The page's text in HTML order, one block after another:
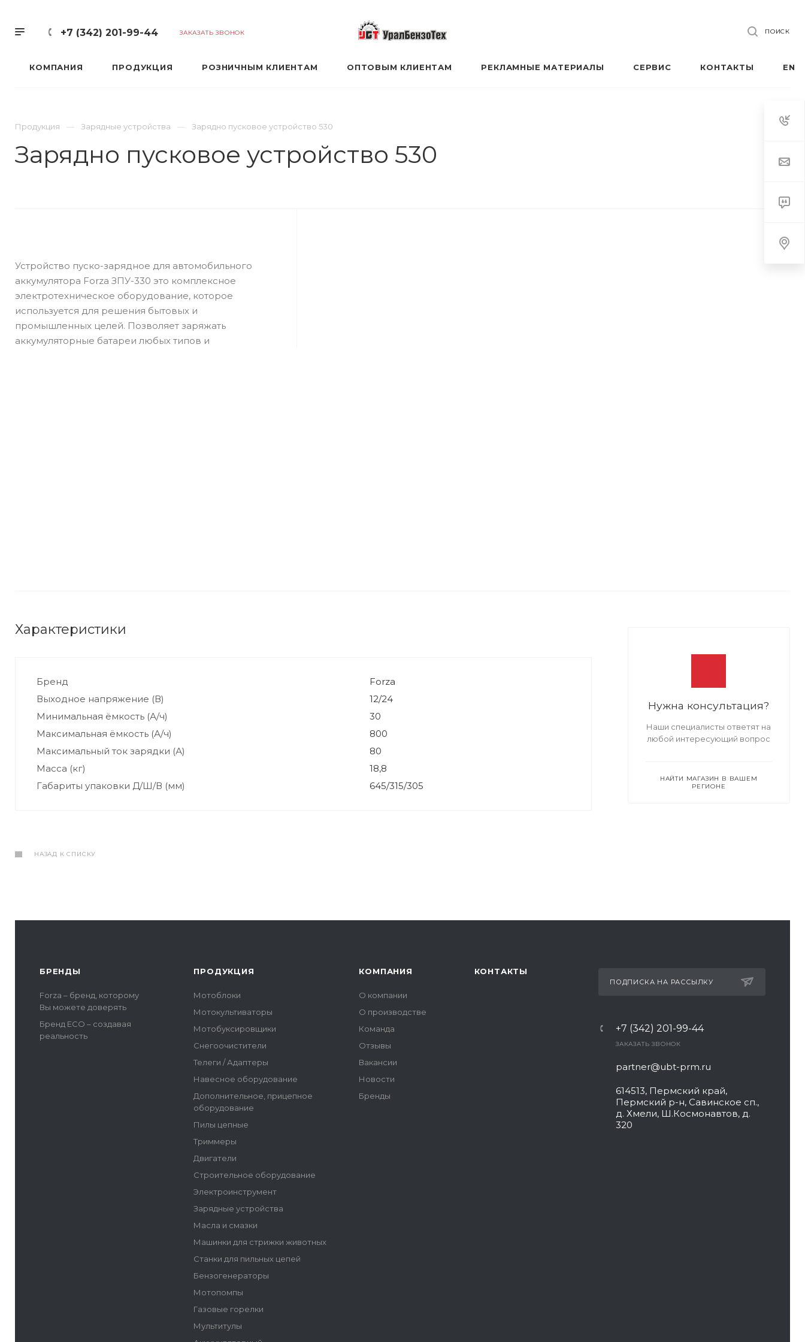
+7 (342) 201-99-44 ЗАКАЗАТЬ ЗВОНОК ПОИСК
КОМПАНИЯ ПРОДУКЦИЯ РОЗНИЧНЫМ КЛИЕНТАМ ОПТОВЫМ КЛИЕНТАМ РЕКЛАМНЫЕ МАТЕРИАЛЫ СЕРВИС КОНТАКТЫ EN
Продукция Зарядные устройства Зарядно пусковое устройство 530
Зарядно пусковое устройство 530
Устройство пуско-зарядное для автомобильного
аккумулятора Forza ЗПУ-330 это комплексное
электротехническое оборудование, которое
используется для решения бытовых и
промышленных целей. Позволяет заряжать
аккумуляторные батареи любых типов и
Нужна консультация?
Наши специалисты ответят на
любой интересующий вопрос
НАЙТИ МАГАЗИН В ВАШЕМ
РЕГИОНЕ
Характеристики
Бренд
Forza
Выходное напряжение (В)
12/24
Минимальная ёмкость (А/ч)
30
Максимальная ёмкость (А/ч)
800
Максимальный ток зарядки (А)
80
Масса (кг)
18,8
Габариты упаковки Д/Ш/В (мм)
645/315/305
НАЗАД К СПИСКУ
БРЕНДЫ
Forza – бренд, которому
Вы можете доверять
Бренд ECO – создавая
реальность
ПРОДУКЦИЯ
Мотоблоки
Мотокультиваторы
Мотобуксировщики
Снегоочистители
Телеги / Адаптеры
Навесное оборудование
Дополнительное, прицепное
оборудование
Пилы цепные
Триммеры
Двигатели
Строительное оборудование
Электроинструмент
Зарядные устройства
Масла и смазки
Машинки для стрижки животных
Станки для пильных цепей
Бензогенераторы
Мотопомпы
Газовые горелки
Мультитулы
КОМПАНИЯ
О компании
О производстве
Команда
Отзывы
Вакансии
Новости
Бренды
КОНТАКТЫ
ПОДПИСКА НА РАССЫЛКУ
+7 (342) 201-99-44
ЗАКАЗАТЬ ЗВОНОК
partner@ubt-prm.ru
614513, Пермский край,
Пермский р-н, Савинское сп.,
д. Хмели, Ш.Космонавтов, д.
320